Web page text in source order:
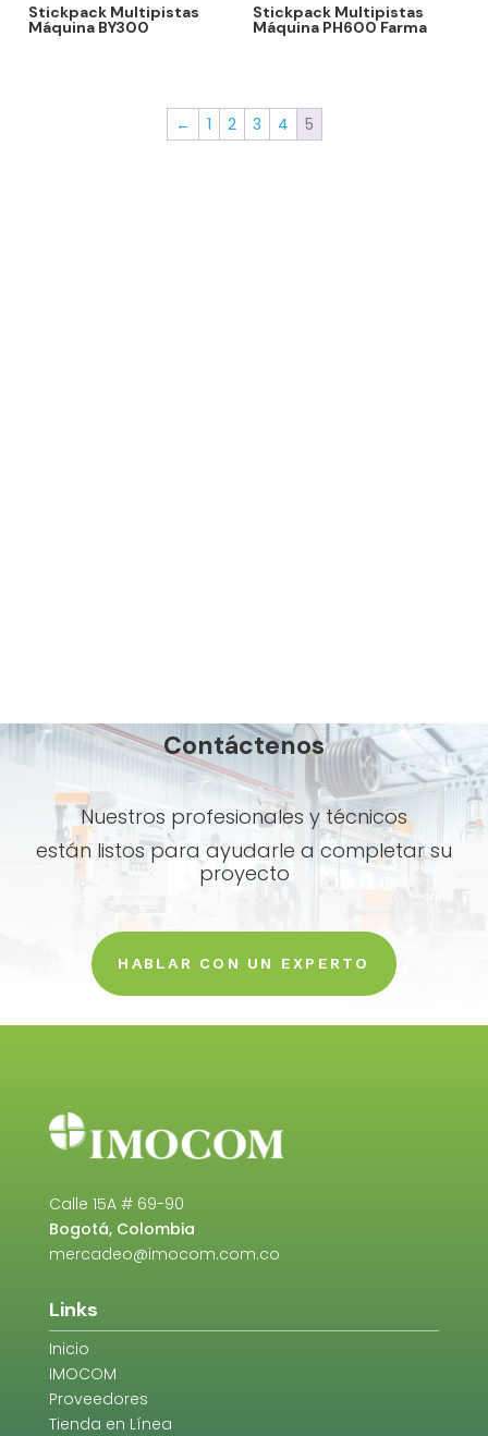
Stickpack Multipistas
Máquina BY300
Stickpack Multipistas
Máquina PH600 Farma
← 1 2 3 4 5
Contáctenos
Nuestros profesionales y técnicos
están listos para ayudarle a completar su
proyecto
HABLAR CON UN EXPERTO
Calle 15A # 69-90
Bogotá, Colombia
mercadeo@imocom.com.co
Links
Inicio
IMOCOM
Proveedores
Tienda en Línea